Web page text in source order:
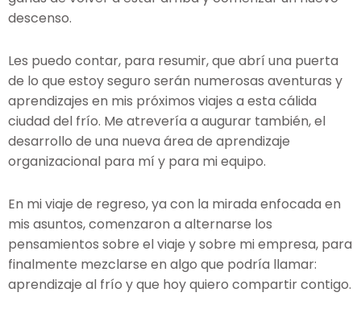
descenso.
Les puedo contar, para resumir, que abrí una puerta
de lo que estoy seguro serán numerosas aventuras y
aprendizajes en mis próximos viajes a esta cálida
ciudad del frío. Me atrevería a augurar también, el
desarrollo de una nueva área de aprendizaje
organizacional para mí y para mi equipo.
En mi viaje de regreso, ya con la mirada enfocada en
mis asuntos, comenzaron a alternarse los
pensamientos sobre el viaje y sobre mi empresa, para
finalmente mezclarse en algo que podría llamar:
aprendizaje al frío y que hoy quiero compartir contigo.